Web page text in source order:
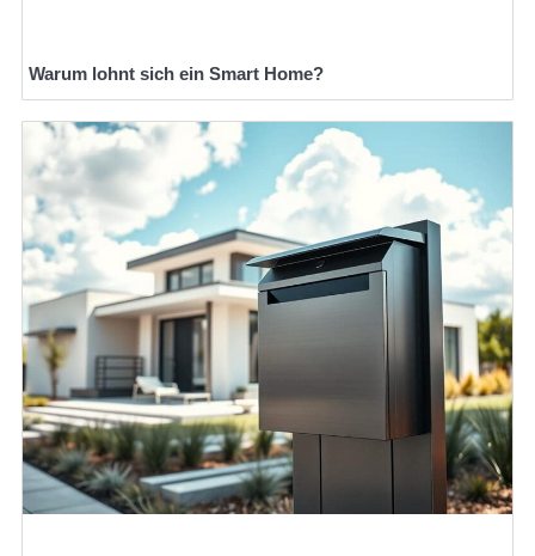
Warum lohnt sich ein Smart Home?